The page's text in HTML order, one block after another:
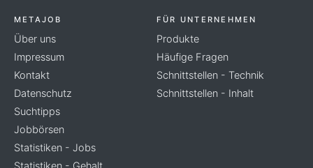
METAJOB
Über uns
Impressum
Kontakt
Datenschutz
Suchtipps
Jobbörsen
Statistiken - Jobs
FÜR UNTERNEHMEN
Produkte
Häufige Fragen
Schnittstellen - Technik
Schnittstellen - Inhalt